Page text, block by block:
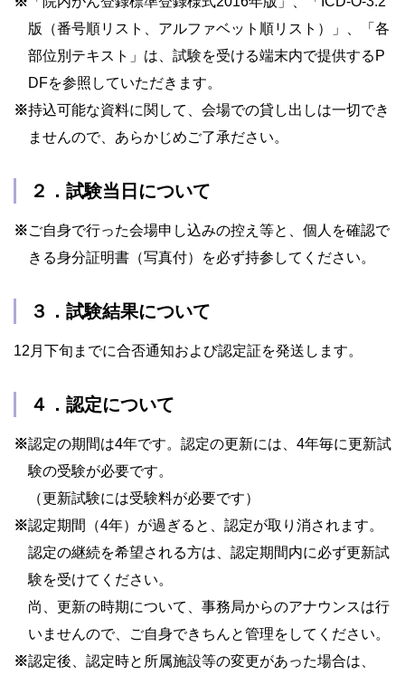
版（番号順リスト、アルファベット順リスト）」、「各
部位別テキスト」は、試験を受ける端末内で提供するP
DFを参照していただきます。
※持込可能な資料に関して、会場での貸し出しは一切でき
ませんので、あらかじめご了承ださい。
２．試験当日について
※ご自身で行った会場申し込みの控え等と、個人を確認で
きる身分証明書（写真付）を必ず持参してください。
３．試験結果について
12月下旬までに合否通知および認定証を発送します。
４．認定について
※認定の期間は4年です。認定の更新には、4年毎に更新試
験の受験が必要です。
（更新試験には受験料が必要です）
※認定期間（4年）が過ぎると、認定が取り消されます。
認定の継続を希望される方は、認定期間内に必ず更新試
験を受けてください。
尚、更新の時期について、事務局からのアナウンスは行
いませんので、ご自身できちんと管理をしてください。
※認定後、認定時と所属施設等の変更があった場合は、